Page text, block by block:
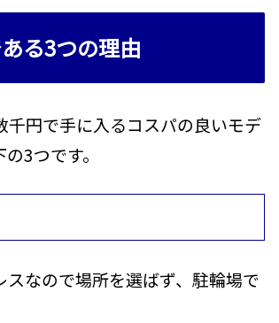
る3つの理由
千円で手に入るコスパの良いモデ
3つです。
なので場所を選ばず、駐輪場で